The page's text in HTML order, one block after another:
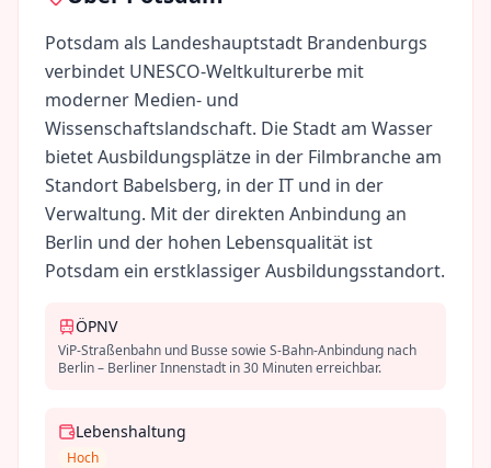
Potsdam als Landeshauptstadt Brandenburgs
verbindet UNESCO-Weltkulturerbe mit
moderner Medien- und
Wissenschaftslandschaft. Die Stadt am Wasser
bietet Ausbildungsplätze in der Filmbranche am
Standort Babelsberg, in der IT und in der
Verwaltung. Mit der direkten Anbindung an
Berlin und der hohen Lebensqualität ist
Potsdam ein erstklassiger Ausbildungsstandort.
ÖPNV
ViP-Straßenbahn und Busse sowie S-Bahn-Anbindung nach
Berlin – Berliner Innenstadt in 30 Minuten erreichbar.
Lebenshaltung
Hoch